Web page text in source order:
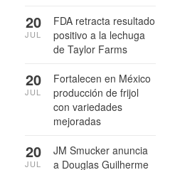
FDA retracta resultado
positivo a la lechuga
de Taylor Farms
20
JUL
Fortalecen en México
producción de frijol
con variedades
mejoradas
20
JUL
JM Smucker anuncia
a Douglas Guilherme
20
JUL